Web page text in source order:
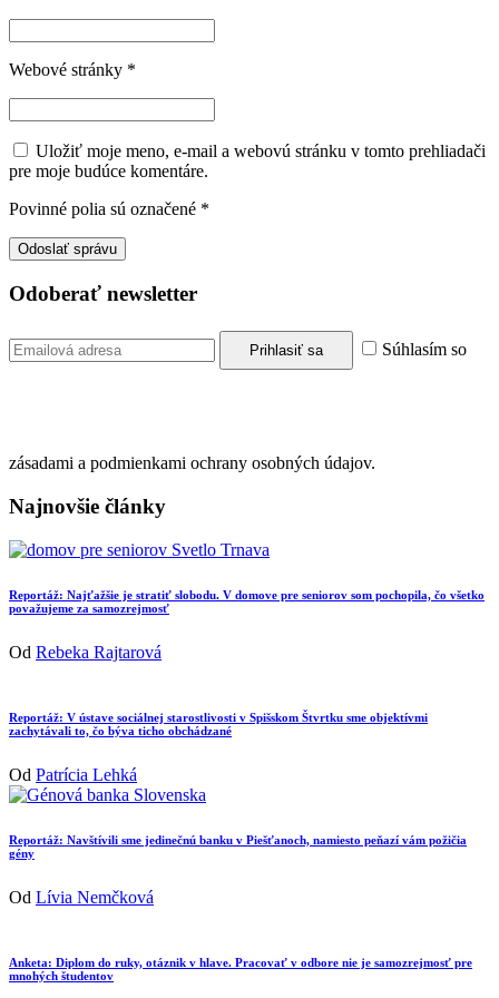
Webové stránky *
Uložiť moje meno, e-mail a webovú stránku v tomto prehliadači
pre moje budúce komentáre.
Povinné polia sú označené *
Odoberať newsletter
Súhlasím so
zásadami a podmienkami ochrany osobných údajov.
Najnovšie články
Reportáž: Najťažšie je stratiť slobodu. V domove pre seniorov som pochopila, čo všetko
považujeme za samozrejmosť
Od Rebeka Rajtarová
Reportáž: V ústave sociálnej starostlivosti v Spišskom Štvrtku sme objektívmi
zachytávali to, čo býva ticho obchádzané
Od Patrícia Lehká
Reportáž: Navštívili sme jedinečnú banku v Piešťanoch, namiesto peňazí vám požičia
gény
Od Lívia Nemčková
Anketa: Diplom do ruky, otáznik v hlave. Pracovať v odbore nie je samozrejmosť pre
mnohých študentov